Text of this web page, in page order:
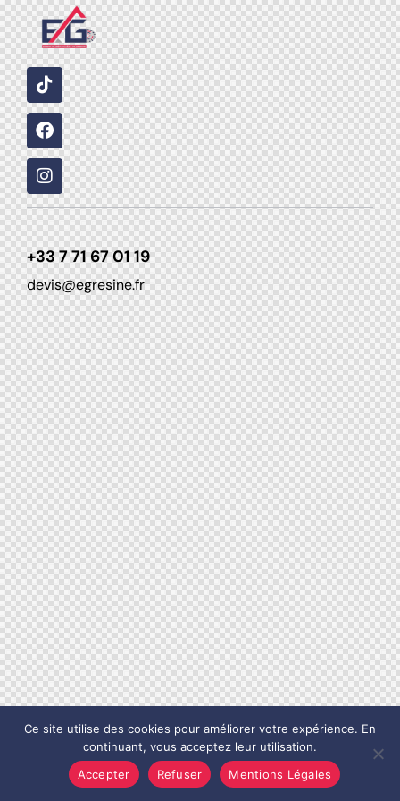
+33 7 71 67 01 19
devis@egresine.fr
Ce site utilise des cookies pour améliorer votre expérience. En
continuant, vous acceptez leur utilisation.
Accepter
Refuser Mentions Légales